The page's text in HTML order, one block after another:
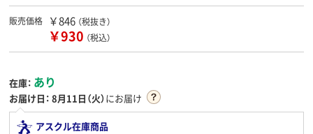
販売価格 ￥846 （税抜き）
￥930 （税込）
在庫： あり
お届け日： 8月11日（火）にお届け
アスクル在庫商品